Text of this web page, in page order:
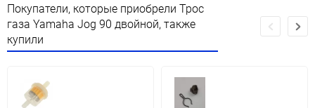
Покупатели, которые приобрели Трос
газа Yamaha Jog 90 двойной, также
купили